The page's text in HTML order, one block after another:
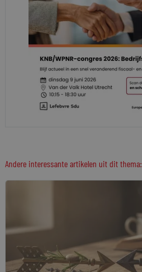
Andere interessante artikelen uit dit thema: